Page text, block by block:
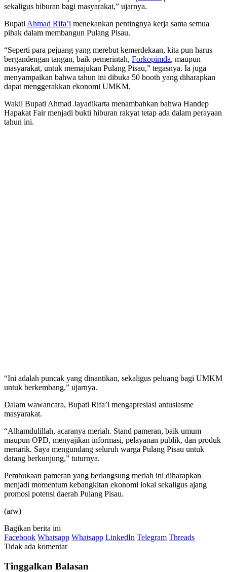
sekaligus hiburan bagi masyarakat,” ujarnya.
Bupati Ahmad Rifa’i menekankan pentingnya kerja sama semua
pihak dalam membangun Pulang Pisau.
“Seperti para pejuang yang merebut kemerdekaan, kita pun harus
bergandengan tangan, baik pemerintah, Forkopimda, maupun
masyarakat, untuk memajukan Pulang Pisau,” tegasnya. Ia juga
menyampaikan bahwa tahun ini dibuka 50 booth yang diharapkan
dapat menggerakkan ekonomi UMKM.
Wakil Bupati Ahmad Jayadikarta menambahkan bahwa Handep
Hapakat Fair menjadi bukti hiburan rakyat tetap ada dalam perayaan
tahun ini.
“Ini adalah puncak yang dinantikan, sekaligus peluang bagi UMKM
untuk berkembang,” ujarnya.
Dalam wawancara, Bupati Rifa’i mengapresiasi antusiasme
masyarakat.
“Alhamdulillah, acaranya meriah. Stand pameran, baik umum
maupun OPD, menyajikan informasi, pelayanan publik, dan produk
menarik. Saya mengundang seluruh warga Pulang Pisau untuk
datang berkunjung,” tuturnya.
Pembukaan pameran yang berlangsung meriah ini diharapkan
menjadi momentum kebangkitan ekonomi lokal sekaligus ajang
promosi potensi daerah Pulang Pisau.
(arw)
Bagikan berita ini
Facebook Whatsapp Whatsapp LinkedIn Telegram Threads
Tidak ada komentar
Tinggalkan Balasan